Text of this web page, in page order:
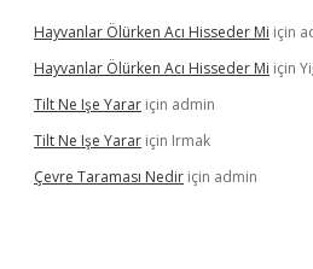
Hayvanlar Ölürken Acı Hisseder Mi için
Hayvanlar Ölürken Acı Hisseder Mi için
Tilt Ne Işe Yarar için admin
Tilt Ne Işe Yarar için Irmak
Çevre Taraması Nedir için admin